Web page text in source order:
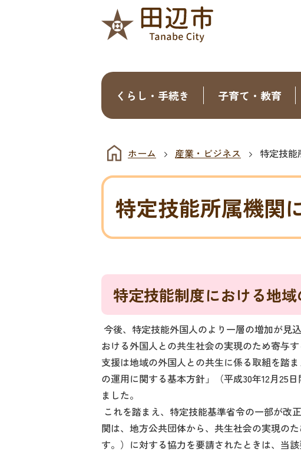
くらし・手続き 子育て・教育
ホーム 産業・ビジネス 特定技能
特定技能所属機関
特定技能制度における地
今後、特定技能外国人のより一層の増加が見
おける外国人との共生社会の実現のため寄与
支援は地域の外国人との共生に係る取組を踏
の運用に関する基本方針」（平成30年12月25
ました。
これを踏まえ、特定技能基準省令の一部が改
関は、地方公共団体から、共生社会の実現の
す。）に対する協力を要請されたときは、当